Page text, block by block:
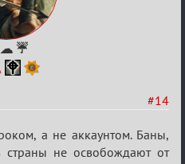
☔
#14
а не аккаунтом. Баны,
страны не освобождают от